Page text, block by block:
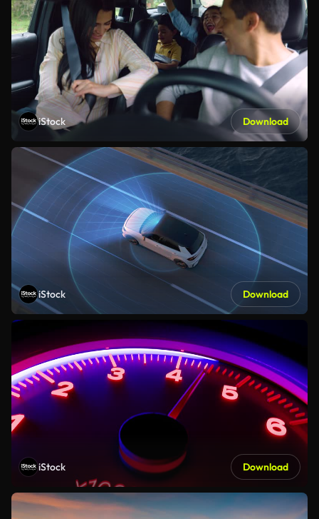
iStock Download
iStock Download
iStock Download